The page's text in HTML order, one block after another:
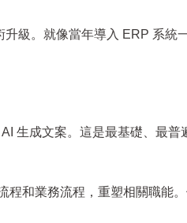
級。就像當年導入 ERP 系統
生成文案。這是最基礎、最普
程和業務流程，重塑相關職能